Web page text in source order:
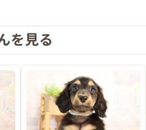
2026年01月16日
を見る